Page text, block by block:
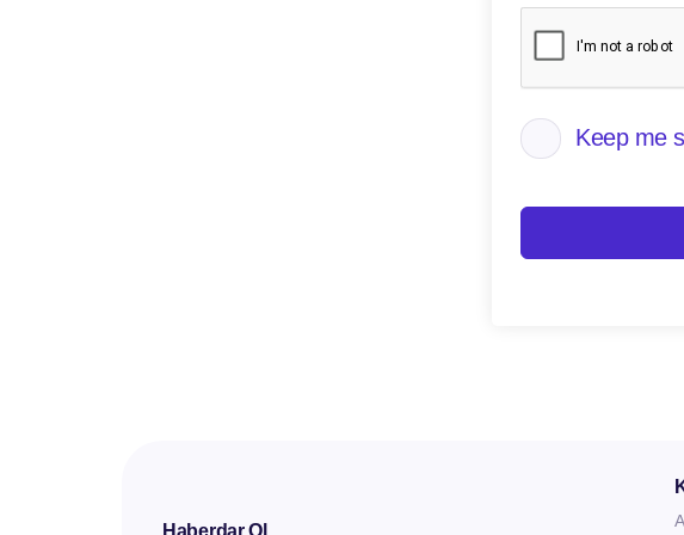
Keep me
Haberdar Ol